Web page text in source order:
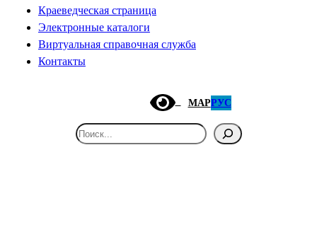
Краеведческая страница
Электронные каталоги
Виртуальная справочная служба
Контакты
МАРРУС
Поиск